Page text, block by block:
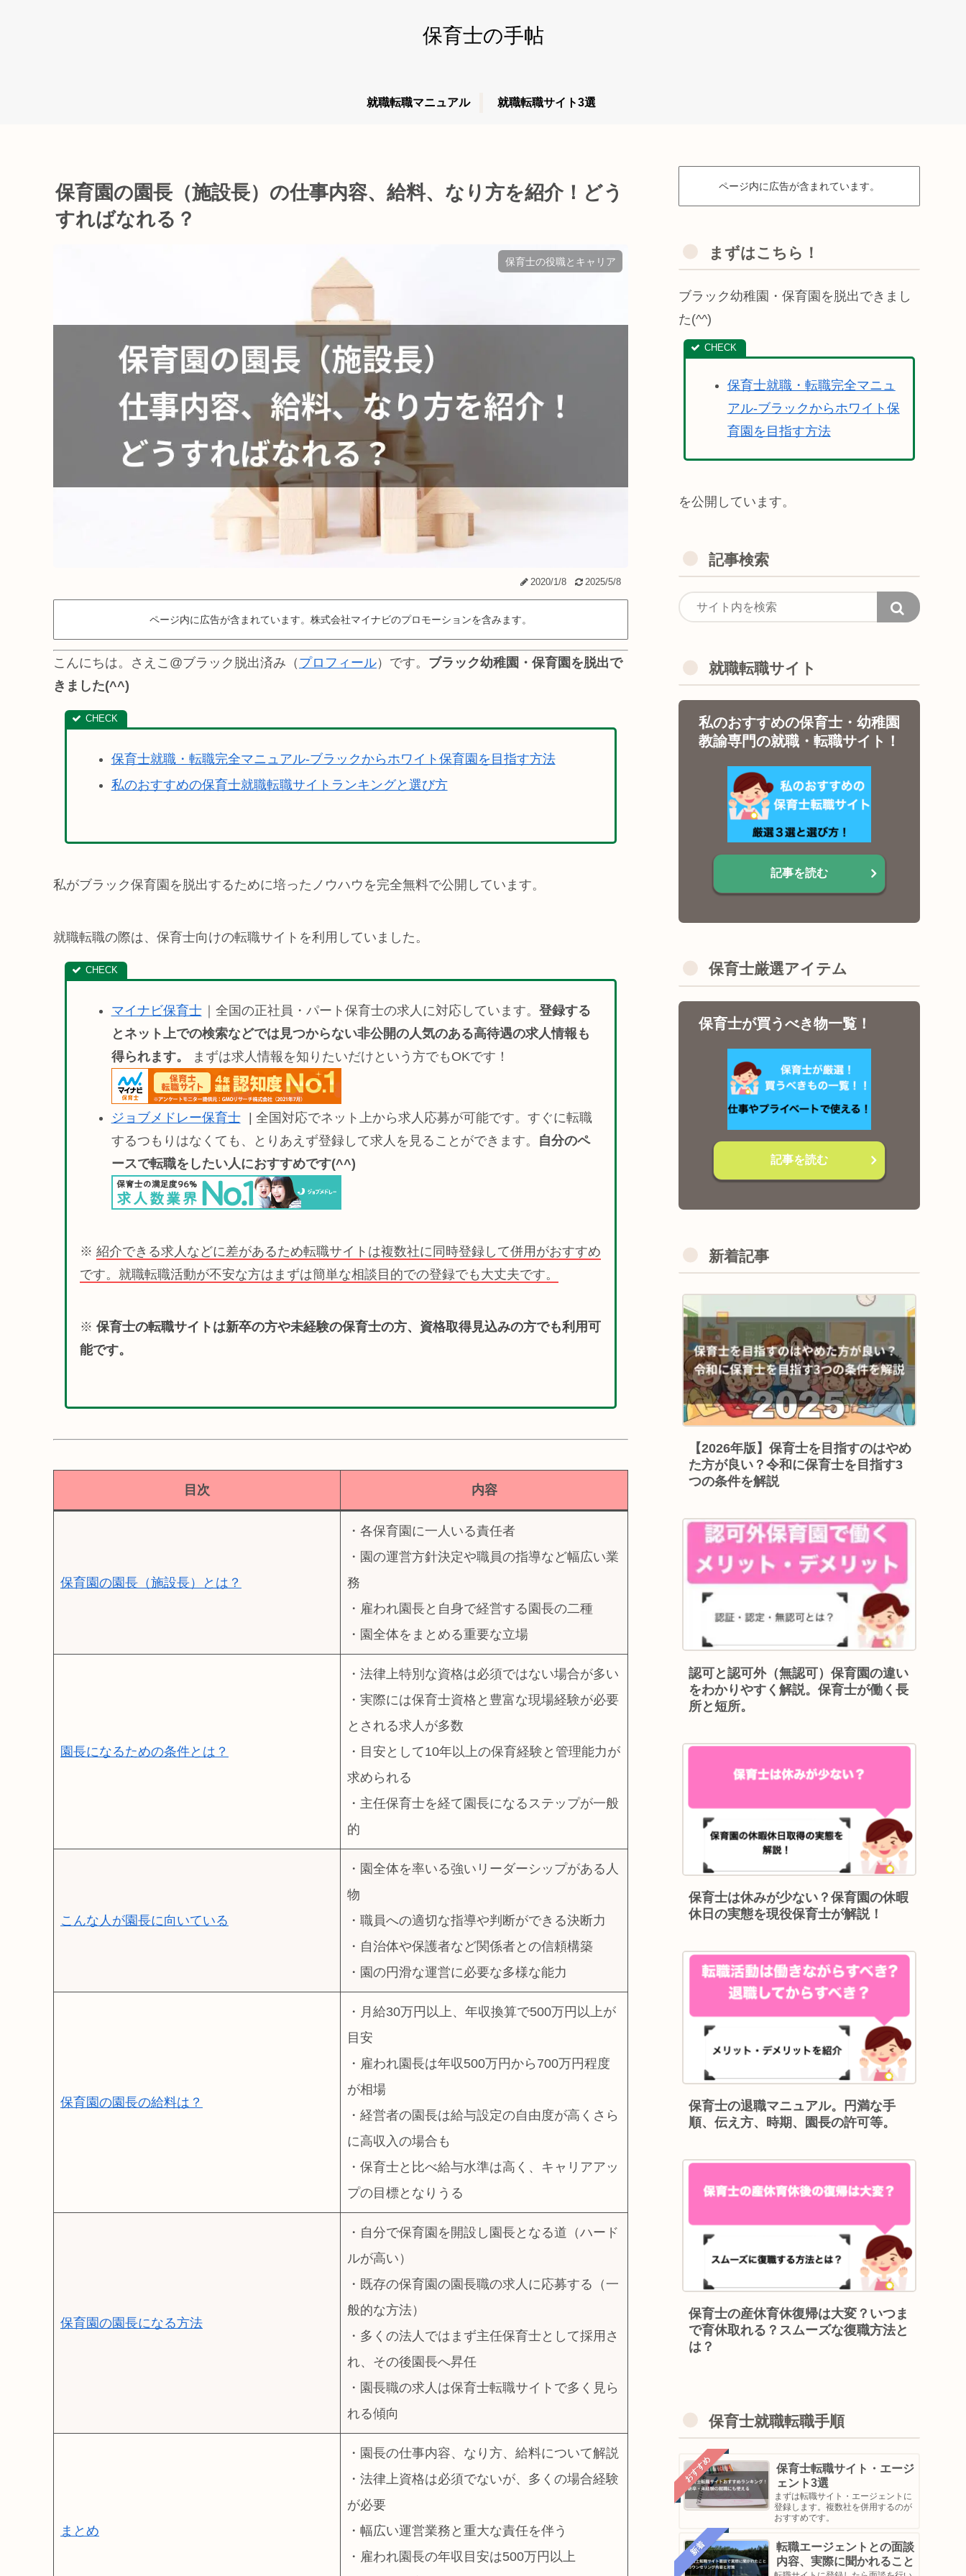
保育士の手帖
就職転職マニュアル 就職転職サイト3選
保育園の園長（施設長）の仕事内容、給料、なり方を紹介！どう
すればなれる？
保育士の役職とキャリア
2020/1/8 2025/5/8
ページ内に広告が含まれています。株式会社マイナビのプロモーションを含みます。
こんにちは。さえこ@ブラック脱出済み（ プロフィール）です。 ブラック幼稚園・保育園を脱出で
きました(^^)
保育士就職・転職完全マニュアル-ブラックからホワイト保育園を目指す方法
私のおすすめの保育士就職転職サイトランキングと選び方
私がブラック保育園を脱出するために培ったノウハウを完全無料で公開しています。
就職転職の際は、保育士向けの転職サイトを利用していました。
マイナビ保育士 ｜全国の正社員・パート保育士の求人に対応しています。 登録する
とネット上での検索などでは見つからない非公開の人気のある高待遇の求人情報も
得られます。
まずは求人情報を知りたいだけという方でもOKです！
ジョブメドレー保育士
| 全国対応でネット上から求人応募が可能です。すぐに転職
するつもりはなくても、とりあえず登録して求人を見ることができます。
自分のペ
ースで転職をしたい人におすすめです(^^)
※ 紹介できる求人などに差があるため転職サイトは複数社に同時登録して併用がおすすめ
です。就職転職活動が不安な方はまずは簡単な相談目的での登録でも大丈夫です。
※ 保育士の転職サイトは新卒の方や未経験の保育士の方、資格取得見込みの方でも利用可
能です。
目次 内容
保育園の園長（施設長）とは？
・各保育園に一人いる責任者
・園の運営方針決定や職員の指導など幅広い業
務
・雇われ園長と自身で経営する園長の二種
・園全体をまとめる重要な立場
園長になるための条件とは？
・法律上特別な資格は必須ではない場合が多い
・実際には保育士資格と豊富な現場経験が必要
とされる求人が多数
・目安として10年以上の保育経験と管理能力が
求められる
・主任保育士を経て園長になるステップが一般
的
こんな人が園長に向いている
・園全体を率いる強いリーダーシップがある人
物
・職員への適切な指導や判断ができる決断力
・自治体や保護者など関係者との信頼構築
・園の円滑な運営に必要な多様な能力
保育園の園長の給料は？
・月給30万円以上、年収換算で500万円以上が
目安
・雇われ園長は年収500万円から700万円程度
が相場
・経営者の園長は給与設定の自由度が高くさら
に高収入の場合も
・保育士と比べ給与水準は高く、キャリアアッ
プの目標となりうる
保育園の園長になる方法
・自分で保育園を開設し園長となる道（ハード
ルが高い）
・既存の保育園の園長職の求人に応募する（一
般的な方法）
・多くの法人ではまず主任保育士として採用さ
れ、その後園長へ昇任
・園長職の求人は保育士転職サイトで多く見ら
れる傾向
まとめ
・園長の仕事内容、なり方、給料について解説
・法律上資格は必須でないが、多くの場合経験
が必要
・幅広い運営業務と重大な責任を伴う
・雇われ園長の年収目安は500万円以上
ページ内に広告が含まれています。
まずはこちら！
ブラック幼稚園・保育園を脱出できまし
た(^^)
保育士就職・転職完全マニュ
アル-ブラックからホワイト保
育園を目指す方法
を公開しています。
記事検索
就職転職サイト
私のおすすめの保育士・幼稚園
教諭専門の就職・転職サイト！
記事を読む
保育士厳選アイテム
保育士が買うべき物一覧！
記事を読む
新着記事
【2026年版】保育士を目指すのはやめ
た方が良い？令和に保育士を目指す3
つの条件を解説
認可と認可外（無認可）保育園の違い
をわかりやすく解説。保育士が働く長
所と短所。
保育士は休みが少ない？保育園の休暇
休日の実態を現役保育士が解説！
保育士の退職マニュアル。円満な手
順、伝え方、時期、園長の許可等。
保育士の産休育休復帰は大変？いつま
で育休取れる？スムーズな復職方法と
は？
保育士就職転職手順
おすすめ
保育士転職サイト・エージ
ェント3選
まずは転職サイト・エージェントに
登録します。複数社を併用するのが
おすすめです。
新着
転職エージェントとの面談
内容、実際に聞かれること